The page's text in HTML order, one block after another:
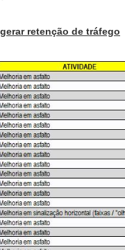
retenção de tráfego